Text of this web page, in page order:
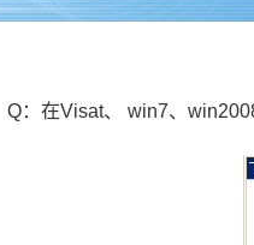
Q：在Visat、 win7、